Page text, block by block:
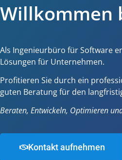
Willkommen
Als Ingenieurbüro für Software
Lösungen für Unternehmen.
Profitieren Sie durch ein
guten Beratung für den
Beraten, Entwickeln, Optimieren
Kontakt aufnehmen